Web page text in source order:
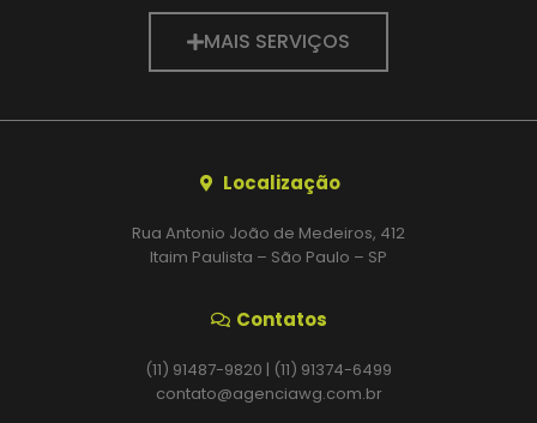
MAIS SERVIÇOS
Localização
Rua Antonio João de Medeiros, 412
Itaim Paulista – São Paulo – SP
Contatos
(11) 91487-9820 | (11) 91374-6499
contato@agenciawg.com.br